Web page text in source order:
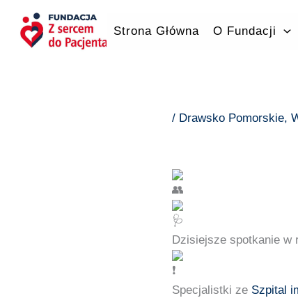
treści
Strona Główna O Fundacji
/ Drawsko Pomorskie,
Dzisiejsze spotkanie w
Specjalistki ze Szpital